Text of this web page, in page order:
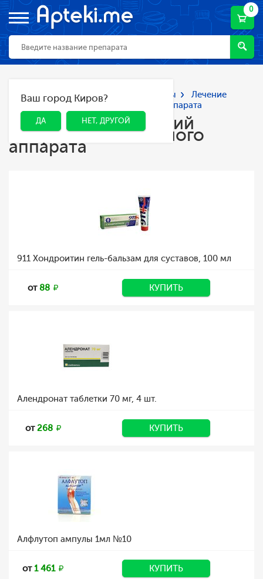
0
ДА НЕТ, ДРУГОЙ
Ваш город Киров?
ДА НЕТ, ДРУГОЙ
Главная Каталог Лекарства и БАДы
Лечение
заболеваний опорно-двигательного аппарата
Лечение заболеваний
опорно-двигательного
аппарата
911 Хондроитин гель-бальзам для суставов, 100 мл
от88 КУПИТЬ
Алендронат таблетки 70 мг, 4 шт.
от268 КУПИТЬ
Алфлутоп ампулы 1мл №10
от1 461 КУПИТЬ